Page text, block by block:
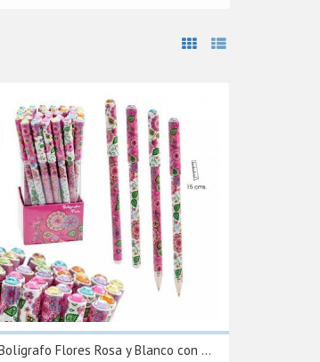
Flores Rosa y Blanco con ...